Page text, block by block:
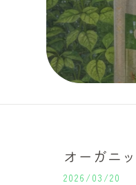
オーガニ
2026/03/20